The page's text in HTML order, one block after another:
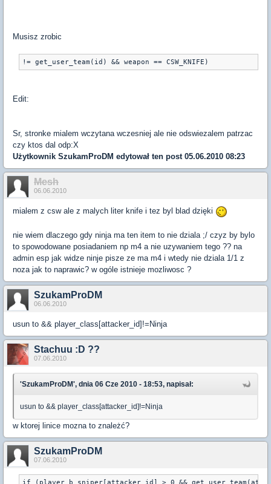
Musisz zrobic
!= get_user_team(id) && weapon == CSW_KNIFE)
Edit:
Sr, stronke mialem wczytana wczesniej ale nie odswiezalem patrzac
czy ktos dal odp:X
Użytkownik SzukamProDM edytował ten post 05.06.2010 08:23
Mesh
06.06.2010
mialem z csw ale z malych liter knife i tez byl blad dzięki
nie wiem dlaczego gdy ninja ma ten item to nie dziala ;/ czyz by bylo
to spowodowane posiadaniem np m4 a nie uzywaniem tego ?? na
admin esp jak widze ninje pisze ze ma m4 i wtedy nie dziala 1/1 z
noza jak to naprawic? w ogóle istnieje mozliwosc ?
SzukamProDM
06.06.2010
usun to && player_class[attacker_id]!=Ninja
Stachuu :D ??
07.06.2010
'SzukamProDM', dnia 06 Cze 2010 - 18:53, napisał:
usun to && player_class[attacker_id]!=Ninja
w ktorej linice mozna to znależć?
SzukamProDM
07.06.2010
if (player_b_sniper[attacker_id] > 0 &&